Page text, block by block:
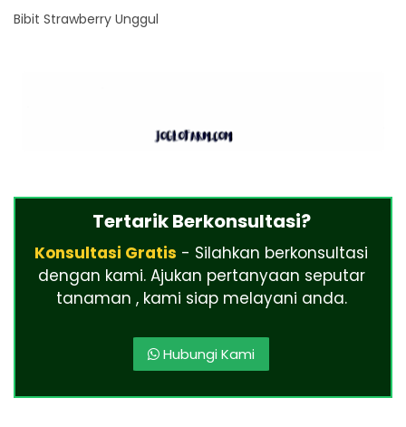
Bibit Strawberry Unggul
Tertarik Berkonsultasi?
Konsultasi Gratis - Silahkan berkonsultasi
dengan kami. Ajukan pertanyaan seputar
tanaman , kami siap melayani anda.
Hubungi Kami